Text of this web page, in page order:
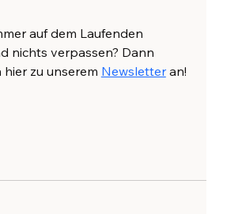
auf dem Laufenden
nichts verpassen? Dann
hier zu unserem Newsletter an!